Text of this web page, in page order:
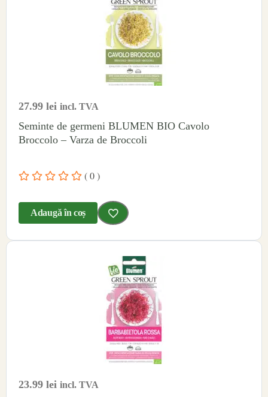
27.99 lei incl. TVA
Seminte de germeni BLUMEN BIO Cavolo
Broccolo – Varza de Broccoli
( 0 )
Adaugă în coș
23.99 lei incl. TVA